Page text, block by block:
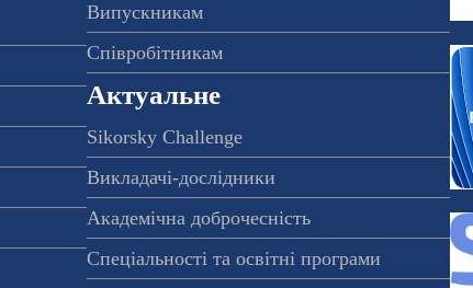
Випускникам
Співробітникам
Актуальне
Sikorsky Challenge
Викладачі-дослідники
Академічна доброчесність
Спеціальності та освітні програми